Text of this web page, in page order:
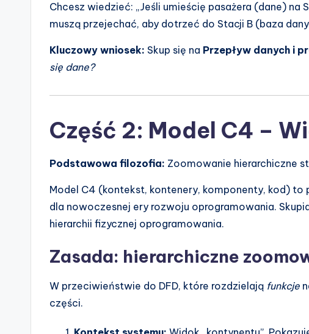
Chcesz wiedzieć: „Jeśli umieścię pasażera (dane)
muszą przejechać, aby dotrzeć do Stacji B (baza
Kluczowy wniosek: Skup się na Przepływ danych i
się dane?
Część 2: Model C4 –
Podstawowa filozofia: Zoomowanie hierarchiczne
Model C4 (kontekst, kontenery, komponenty, kod)
dla nowoczesnej ery rozwoju oprogramowania.
hierarchii fizycznej oprogramowania.
Zasada: hierarchiczne
W przeciwieństwie do DFD, które rozdzielają funkcje
części.